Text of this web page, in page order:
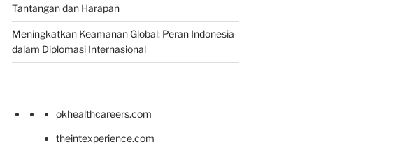
Tantangan dan Harapan
Meningkatkan Keamanan Global: Peran Indonesia
dalam Diplomasi Internasional
okhealthcareers.com
theintexperience.com